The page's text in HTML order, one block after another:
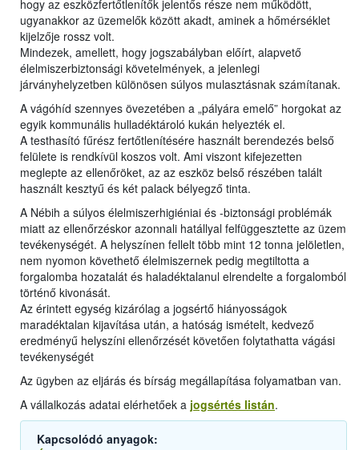
hogy az eszközfertőtlenítők jelentős része nem működött,
ugyanakkor az üzemelők között akadt, aminek a hőmérséklet
kijelzője rossz volt.
Mindezek, amellett, hogy jogszabályban előírt, alapvető
élelmiszerbiztonsági követelmények, a jelenlegi
járványhelyzetben különösen súlyos mulasztásnak számítanak.
A vágóhíd szennyes övezetében a „pályára emelő” horgokat az
egyik kommunális hulladéktároló kukán helyezték el.
A testhasító fűrész fertőtlenítésére használt berendezés belső
felülete is rendkívül koszos volt. Ami viszont kifejezetten
meglepte az ellenőröket, az az eszköz belső részében talált
használt kesztyű és két palack bélyegző tinta.
A Nébih a súlyos élelmiszerhigiéniai és -biztonsági problémák
miatt az ellenőrzéskor azonnali hatállyal felfüggesztette az üzem
tevékenységét. A helyszínen fellelt több mint 12 tonna jelöletlen,
nem nyomon követhető élelmiszernek pedig megtiltotta a
forgalomba hozatalát és haladéktalanul elrendelte a forgalomból
történő kivonását.
Az érintett egység kizárólag a jogsértő hiányosságok
maradéktalan kijavítása után, a hatóság ismételt, kedvező
eredményű helyszíni ellenőrzését követően folytathatta vágási
tevékenységét
Az ügyben az eljárás és bírság megállapítása folyamatban van.
A vállalkozás adatai elérhetőek a jogsértés listán.
Kapcsolódó anyagok: